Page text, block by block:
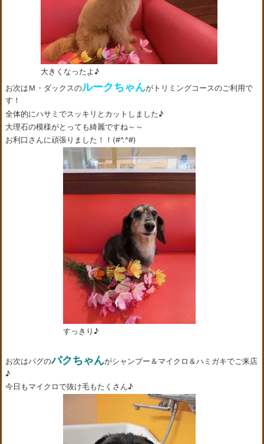
大きくなったよ♪
お次はＭ・ダックスのルークちゃんがトリミングコースのご利用で
す！
全体的にハサミでスッキリとカットしました♪
大理石の模様がとっても綺麗ですね～～
お利口さんに頑張りました！！(#^.^#)
すっきり♪
お次はパグのパクちゃんがシャンプー＆マイクロ＆ハミガキでご来店
♪
今日もマイクロで抜け毛もたくさん♪